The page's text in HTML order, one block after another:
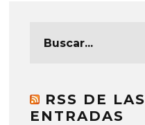
RSS DE LAS
ENTRADAS